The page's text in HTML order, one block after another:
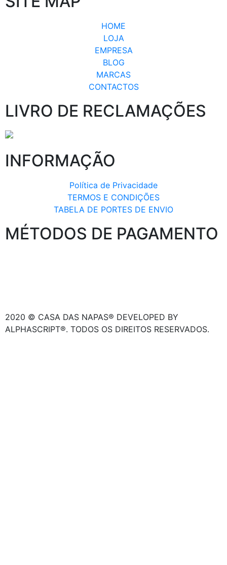
HOME
LOJA
EMPRESA
BLOG
MARCAS
CONTACTOS
LIVRO DE RECLAMAÇÕES
INFORMAÇÃO
Política de Privacidade
TERMOS E CONDIÇÕES
TABELA DE PORTES DE ENVIO
MÉTODOS DE PAGAMENTO
2020 © CASA DAS NAPAS® DEVELOPED BY
ALPHASCRIPT®. TODOS OS DIREITOS RESERVADOS.